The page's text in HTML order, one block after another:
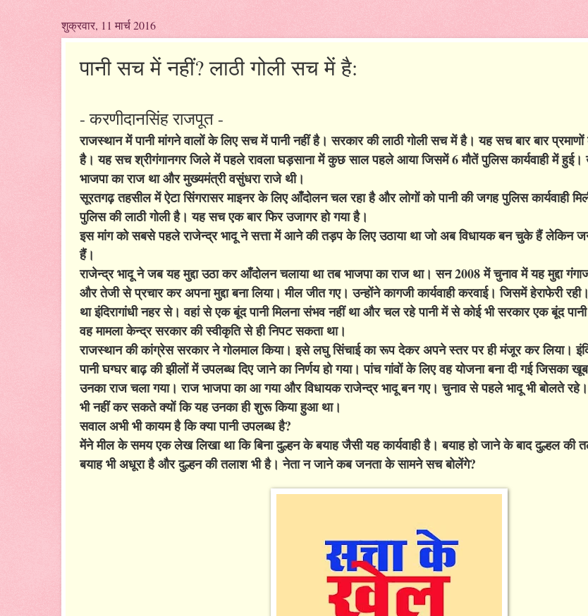
शुक्रवार, 11 मार्च 2016
पानी सच में नहीं? लाठी गोली सच में है:
- करणीदानसिंह राजपूत -
राजस्थान में पानी मांगने वालों के लिए सच में पानी नहीं है। सरकार की लाठी गोली सच में है। यह सच बार बार
है। यह सच श्रीगंगानगर जिले में पहले रावला घड़साना में कुछ साल पहले आया जिसमें 6 मौतें पुलिस कार्यवाही में
भाजपा का राज था और मुख्यमंत्री वसुंधरा राजे थी।
सूरतगढ़ तहसील में ऐटा सिंगरासर माइनर के लिए आँदोलन चल रहा है और लोगों को पानी की जगह पुलिस कार्यवाही
पुलिस की लाठी गोली है। यह सच एक बार फिर उजागर हो गया है।
इस मांग को सबसे पहले राजेन्द्र भादू ने सत्ता में आने की तड़प के लिए उठाया था जो अब विधायक बन चुके हैं लेकिन
हैं।
राजेन्द्र भादू ने जब यह मुद्दा उठा कर आँदोलन चलाया था तब भाजपा का राज था। सन 2008 में चुनाव में यह मुद्दा
और तेजी से प्रचार कर अपना मुद्दा बना लिया। मील जीत गए। उन्होंने कागजी कार्यवाही करवाई। जिसमें हेराफेरी
था इंदिरागांधी नहर से। वहां से एक बूंद पानी मिलना संभव नहीं था और चल रहे पानी में से कोई भी सरकार एक बूंद
वह मामला केन्द्र सरकार की स्वीकृति से ही निपट सकता था।
राजस्थान की कांग्रेस सरकार ने गोलमाल किया। इसे लघु सिंचाई का रूप देकर अपने स्तर पर ही मंजूर कर लिया।
पानी घग्घर बाढ़ की झीलों में उपलब्ध दिए जाने का निर्णय हो गया। पांच गांवों के लिए वह योजना बना दी गई जिसका
उनका राज चला गया। राज भाजपा का आ गया और विधायक राजेन्द्र भादू बन गए। चुनाव से पहले भादू भी बोलते रहे।
भी नहीं कर सकते क्यों कि यह उनका ही शुरू किया हुआ था।
सवाल अभी भी कायम है कि क्या पानी उपलब्ध है?
मेंने मील के समय एक लेख लिखा था कि बिना दुल्हन के बयाह जैसी यह कार्यवाही है। बयाह हो जाने के बाद दुल्हल की
बयाह भी अधूरा है और दुल्हन की तलाश भी है। नेता न जाने कब जनता के सामने सच बोलेंगे?